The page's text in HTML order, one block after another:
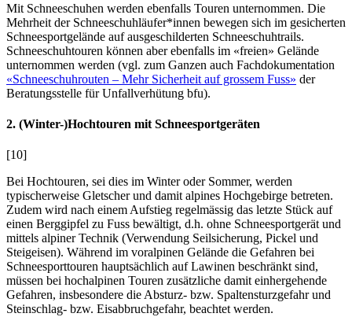
Mit Schneeschuhen werden ebenfalls Touren unternommen. Die
Mehrheit der Schneeschuhläufer*innen bewegen sich im gesicherten
Schneesportgelände auf ausgeschilderten Schneeschuhtrails.
Schneeschuhtouren können aber ebenfalls im «freien» Gelände
unternommen werden (vgl. zum Ganzen auch Fachdokumentation
«Schneeschuhrouten – Mehr Sicherheit auf grossem Fuss» der
Beratungsstelle für Unfallverhütung bfu).
2. (Winter-)Hochtouren mit Schneesportgeräten
[10]
Bei Hochtouren, sei dies im Winter oder Sommer, werden
typischerweise Gletscher und damit alpines Hochgebirge betreten.
Zudem wird nach einem Aufstieg regelmässig das letzte Stück auf
einen Berggipfel zu Fuss bewältigt, d.h. ohne Schneesportgerät und
mittels alpiner Technik (Verwendung Seilsicherung, Pickel und
Steigeisen). Während im voralpinen Gelände die Gefahren bei
Schneesporttouren hauptsächlich auf Lawinen beschränkt sind,
müssen bei hochalpinen Touren zusätzliche damit einhergehende
Gefahren, insbesondere die Absturz- bzw. Spaltensturzgefahr und
Steinschlag- bzw. Eisabbruchgefahr, beachtet werden.